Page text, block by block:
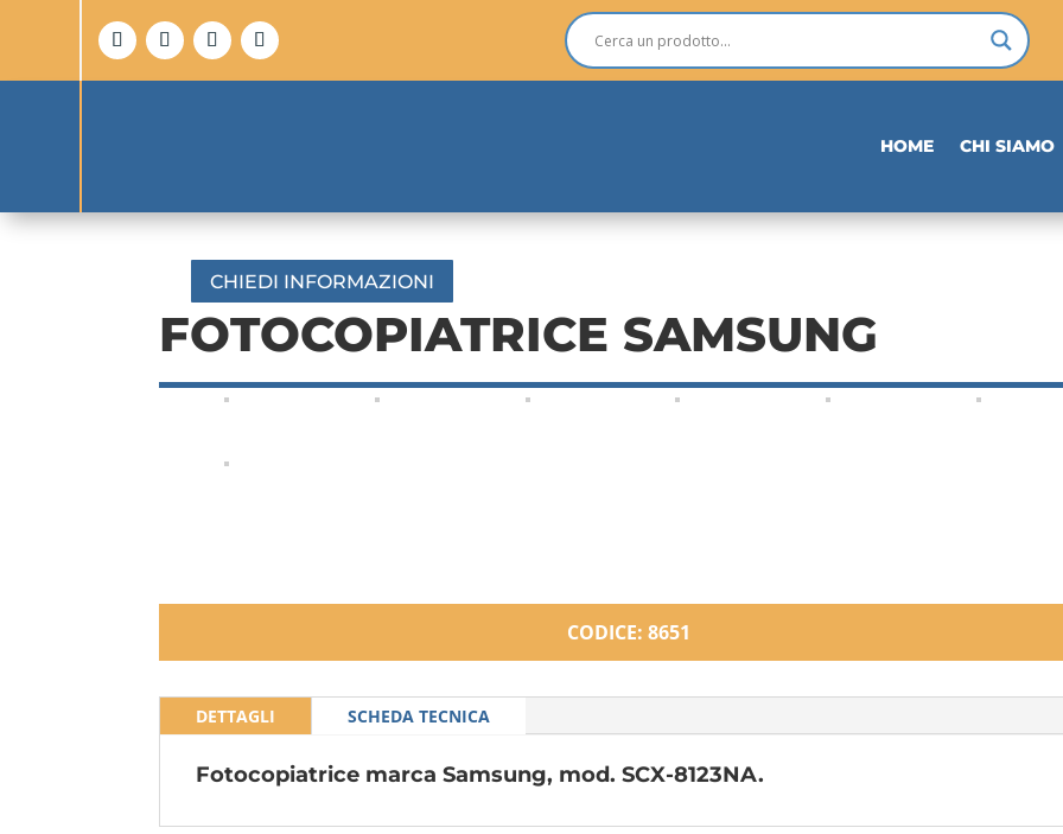
HOME CHI SIAMO
FOTOCOPIATRICE SAMSUNG
CHIEDI INFORMAZIONI
CODICE: 8651
DETTAGLI SCHEDA TECNICA
Fotocopiatrice marca Samsung, mod. SCX-8123NA.